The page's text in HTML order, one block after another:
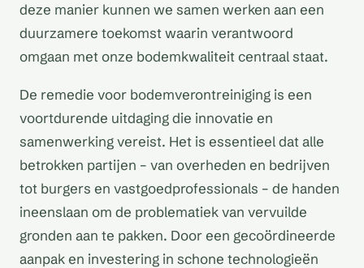
deze manier kunnen we samen werken aan een
duurzamere toekomst waarin verantwoord
omgaan met onze bodemkwaliteit centraal staat.
De remedie voor bodemverontreiniging is een
voortdurende uitdaging die innovatie en
samenwerking vereist. Het is essentieel dat alle
betrokken partijen – van overheden en bedrijven
tot burgers en vastgoedprofessionals – de handen
ineenslaan om de problematiek van vervuilde
gronden aan te pakken. Door een gecoördineerde
aanpak en investering in schone technologieën